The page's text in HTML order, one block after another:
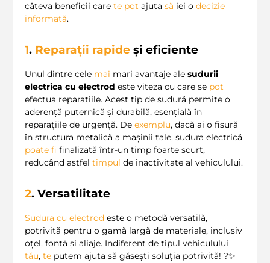
câteva beneficii care te pot ajuta să iei o decizie
informată.
1. Reparații rapide și eficiente
Unul dintre cele mai mari avantaje ale sudurii
electrica cu electrod este viteza cu care se pot
efectua reparațiile. Acest tip de sudură permite o
aderență puternică și durabilă, esențială în
reparațiile de urgență. De exemplu, dacă ai o fisură
în structura metalică a mașinii tale, sudura electrică
poate fi finalizată într-un timp foarte scurt,
reducând astfel timpul de inactivitate al vehiculului.
2. Versatilitate
Sudura cu electrod este o metodă versatilă,
potrivită pentru o gamă largă de materiale, inclusiv
oțel, fontă și aliaje. Indiferent de tipul vehiculului
tău, te putem ajuta să găsești soluția potrivită! ?✨